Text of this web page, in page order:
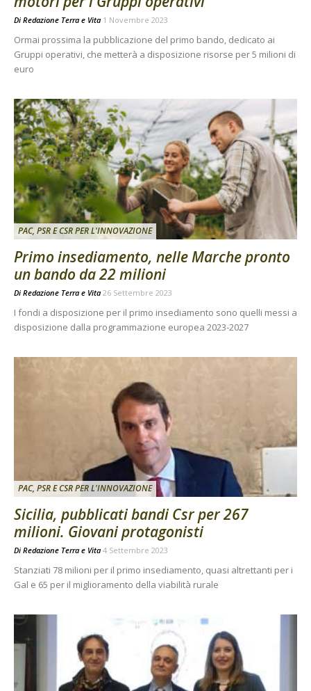
Di Redazione Terra e Vita 1 Novembre 2023
Ormai prossima la pubblicazione del primo bando, dedicato ai
Gruppi operativi, che metterà a disposizione risorse per 5 milioni di
euro
PAC, PSR E CSR PER L'INNOVAZIONE
Primo insediamento, nelle Marche pronto
un bando da 22 milioni
Di Redazione Terra e Vita 26 Settembre 2023
I fondi a disposizione per il primo insediamento sono quelli messi a
disposizione dalla programmazione europea 2023-2027
PAC, PSR E CSR PER L'INNOVAZIONE
Sicilia, pubblicati bandi Csr per 267
milioni. Giovani protagonisti
Di Redazione Terra e Vita 4 Settembre 2023
Stanziati 78 milioni per il primo insediamento, quasi altrettanti per i
Gal e 65 per il miglioramento della viabilità rurale